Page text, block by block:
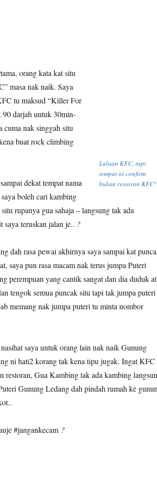
Laluan KFC, tapi
tempat ni confirm
bukan restoran KFC!
orang kata kat situ
masa nak naik. Saya
tu maksud “Killer For
90 darjah untuk 30min-
cuma nak singgah situ
buat rock climbing
dekat tempat nama
boleh cari kambing
rupanya gua sahaja – langsung tak ada
teruskan jalan je.. ?
dah rasa pewai akhirnya saya sampai kat
saya pun rasa macam nak terus jumpa Puteri
perempuan yang cantik sangat dan dia duduk
tengok semua puncak situ tapi tak jumpa puteri
memang nak jumpa puteri tu minta nombor
saya untuk orang lain nak naik Gunung
ni hati2 korang tak kena tipu jugak. Ingat KFC
restoran, Gua Kambing tak ada kambing
Gunung Ledang dah pindah rumah ke
#jangankecam ?